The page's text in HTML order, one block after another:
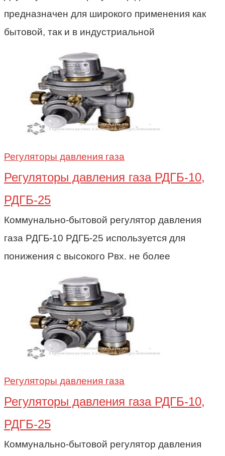
предназначен для широкого применения как
бытовой, так и в индустриальной
Регуляторы давления газа
Регуляторы давления газа РДГБ-10,
РДГБ-25
Коммунально-бытовой регулятор давления
газа РДГБ-10 РДГБ-25 используется для
понижения с высокого Рвх. не более
Регуляторы давления газа
Регуляторы давления газа РДГБ-10,
РДГБ-25
Коммунально-бытовой регулятор давления